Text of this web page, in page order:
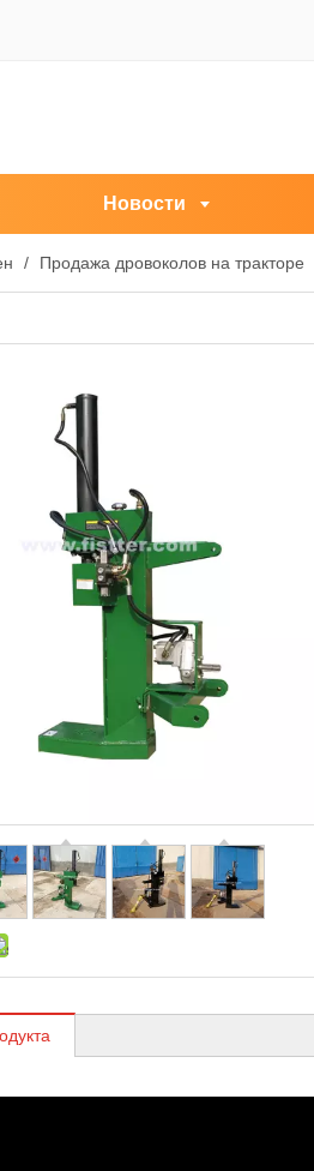
Новости
/ Продажа дровоколов на тракторе